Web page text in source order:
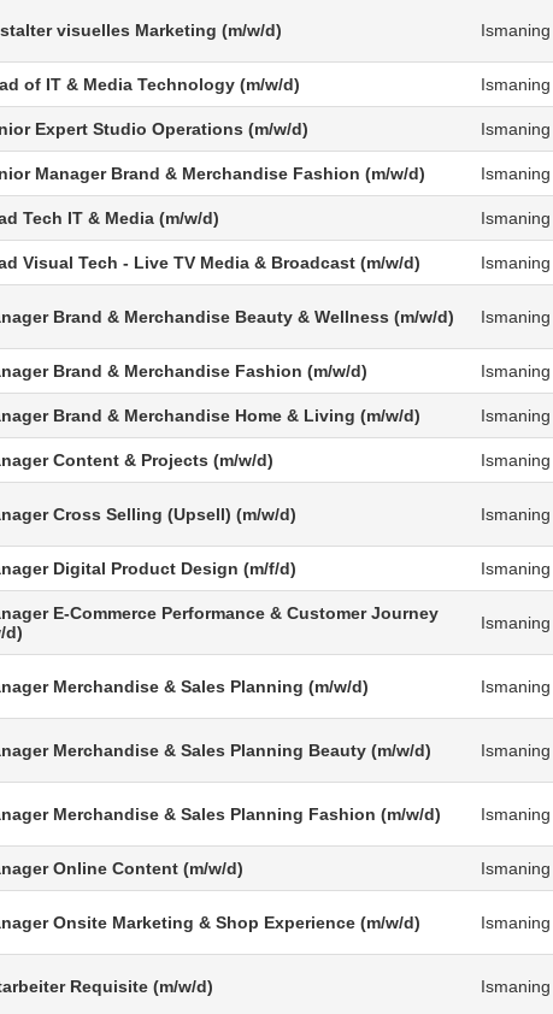
visuelles Marketing (m/w/d) Ismaning
of IT & Media Technology (m/w/d) Ismaning
Expert Studio Operations (m/w/d) Ismaning
Manager Brand & Merchandise Fashion (m/w/d) Ismaning
Tech IT & Media (m/w/d) Ismaning
Visual Tech - Live TV Media & Broadcast (m/w/d) Ismaning
Brand & Merchandise Beauty & Wellness (m/w/d) Ismaning
Brand & Merchandise Fashion (m/w/d) Ismaning
Brand & Merchandise Home & Living (m/w/d) Ismaning
Content & Projects (m/w/d) Ismaning
Cross Selling (Upsell) (m/w/d) Ismaning
Digital Product Design (m/f/d) Ismaning
E-Commerce Performance & Customer Journey
d)
Ismaning
Merchandise & Sales Planning (m/w/d) Ismaning
Merchandise & Sales Planning Beauty (m/w/d) Ismaning
Merchandise & Sales Planning Fashion (m/w/d) Ismaning
Online Content (m/w/d) Ismaning
Onsite Marketing & Shop Experience (m/w/d) Ismaning
Requisite (m/w/d) Ismaning